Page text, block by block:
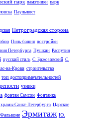
парк памятники парк
Паульлюст
Петроградская сторона
Пиль-башня постройки
Петербурга Пушкин Распутин
русский стиль С. Бржозовский С.
на-Крови строительство
топ достопримечательностей
узники
фонтан Самсон Фонтанка
храмы Санкт-Петербурга Царское
Эрмитаж Ю.